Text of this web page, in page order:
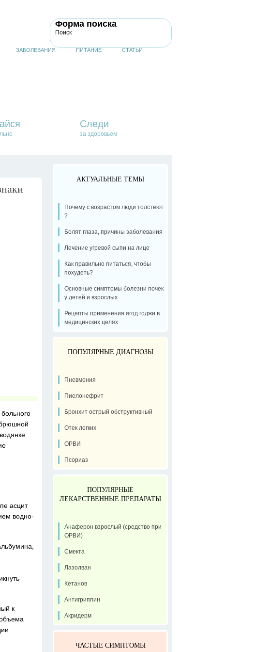
Форма поиска
Поиск
ЗАБОЛЕВАНИЯ ПИТАНИЕ СТАТЬИ
Следи
за здоровьем
брюшной
асцит
водно-
к
АКТУАЛЬНЫЕ ТЕМЫ
Почему с возрастом люди толстеют
?
Болят глаза, причины заболевания
Лечение угревой сыпи на лице
Как правильно питаться, чтобы
похудеть?
Основные симптомы болезни почек
у детей и взрослых
Рецепты применения ягод годжи в
медицинских целях
ПОПУЛЯРНЫЕ ДИАГНОЗЫ
Пневмония
Пиелонефрит
Бронхит острый обструктивный
Отек легких
ОРВИ
Псориаз
ПОПУЛЯРНЫЕ
ЛЕКАРСТВЕННЫЕ ПРЕПАРАТЫ
Анаферон взрослый (средство при
ОРВИ)
Смекта
Лазолван
Кетанов
Антигриппин
Акридерм
ЧАСТЫЕ СИМПТОМЫ